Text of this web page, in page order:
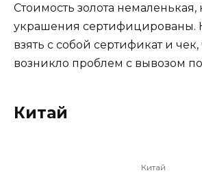
Стоимость золота немаленькая,
украшения сертифицированы.
взять с собой сертификат и
возникло проблем с вывозом
Китай
Китай